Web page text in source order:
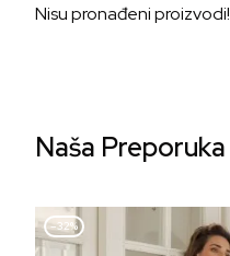
Nisu pronađeni proizvodi!
Naša Preporuka
–32%